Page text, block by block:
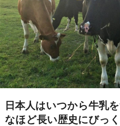
日本人はいつから牛乳
なほど長い歴史にびっく